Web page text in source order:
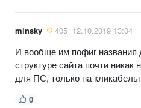
minsky 405 12.10.2019 13:04
И вообще им пофиг
структуре сайта почти
для ПС, только на
0